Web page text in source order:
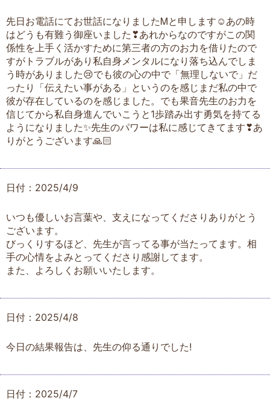
先日お電話にてお世話になりましたᎷと申します☺️あの時
はどうも有難う御座いました❣あれからなのですがこの関
係性を上手く活かすために第三者の方のお力を借りたので
すがトラブルがあり私自身メンタルになり落ち込んでしま
う時がありました😢でも彼の心の中で「無理しないで」だ
ったり「伝えたい事がある」というのを感じまだ私の中で
彼が存在しているのを感じました。でも果音先生のお力を
信じてから私自身進んでいこうと1歩踏み出す勇気を持てる
ようになりました✨先生のパワーは私に感じてきてます❣あ
りがとうございます🙏🏻
日付：2025/4/9
いつも優しいお言葉や、支えになってくださりありがとう
ございます。
びっくりするほど、先生が言ってる事が当たってます。相
手の心情をよみとってくださり感謝してます。
また、よろしくお願いいたします。
日付：2025/4/8
今日の結果報告は、先生の仰る通りでした!
日付：2025/4/7